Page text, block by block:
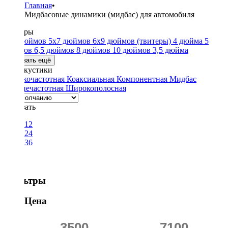
Главная•
Мидбасовые динамики (мидбас) для автомобиля
Размеры
4x6 дюймов 5x7 дюймов 6x9 дюймов (твитеры) 4 дюйма 5
дюймов 6,5 дюймов 8 дюймов 10 дюймов 3,5 дюйма
Показать ещё
Тип акустики
Высокочастотная Коаксиальная Компонентная Мидбас
Среднечастотная Широкополосная
Показать
12
24
36
Фильтры
Цена